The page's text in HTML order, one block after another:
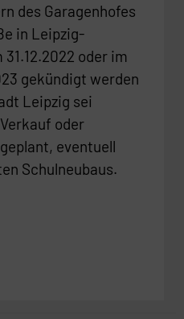
des Garagenhofes
in Leipzig-
oder im
gekündigt werden
Leipzig sei
oder
eventuell
Schulneubaus.